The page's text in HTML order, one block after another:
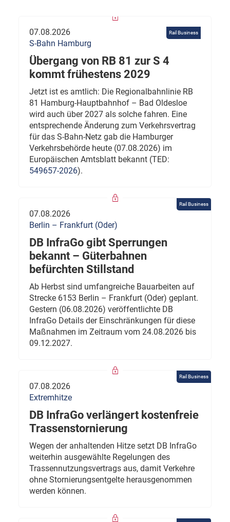
Rail Business
07.08.2026
S-Bahn Hamburg
Übergang von RB 81 zur S 4
kommt frühestens 2029
Jetzt ist es amtlich: Die Regionalbahnlinie RB
81 Hamburg-Hauptbahnhof – Bad Oldesloe
wird auch über 2027 als solche fahren. Eine
entsprechende Änderung zum Verkehrsvertrag
für das S-Bahn-Netz gab die Hamburger
Verkehrsbehörde heute (07.08.2026) im
Europäischen Amtsblatt bekannt (TED:
549657-2026).
Rail Business
07.08.2026
Berlin – Frankfurt (Oder)
DB InfraGo gibt Sperrungen
bekannt – Güterbahnen
befürchten Stillstand
Ab Herbst sind umfangreiche Bauarbeiten auf
Strecke 6153 Berlin – Frankfurt (Oder) geplant.
Gestern (06.08.2026) veröffentlichte DB
InfraGo Details der Einschränkungen für diese
Maßnahmen im Zeitraum vom 24.08.2026 bis
09.12.2027.
Rail Business
07.08.2026
Extremhitze
DB InfraGo verlängert kostenfreie
Trassenstornierung
Wegen der anhaltenden Hitze setzt DB InfraGo
weiterhin ausgewählte Regelungen des
Trassennutzungsvertrags aus, damit Verkehre
ohne Stornierungsentgelte herausgenommen
werden können.